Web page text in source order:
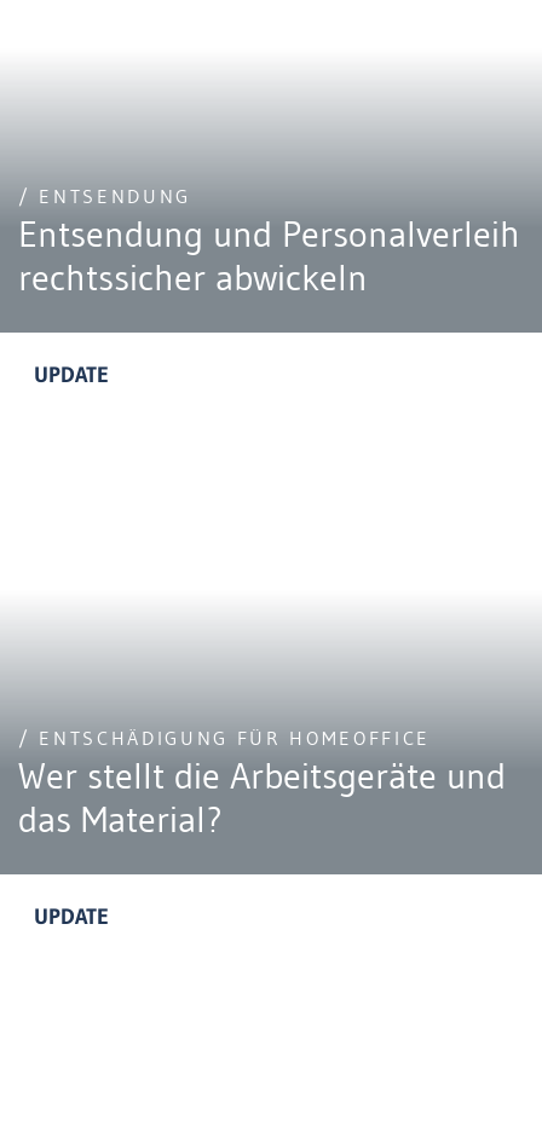
/ ENTSENDUNG
Entsendung und Personalverleih
rechtssicher abwickeln
UPDATE
/ ENTSCHÄDIGUNG FÜR HOMEOFFICE
Wer stellt die Arbeitsgeräte und
das Material?
UPDATE